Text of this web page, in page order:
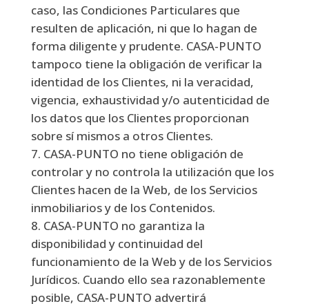
caso, las Condiciones Particulares que
resulten de aplicación, ni que lo hagan de
forma diligente y prudente. CASA-PUNTO
tampoco tiene la obligación de verificar la
identidad de los Clientes, ni la veracidad,
vigencia, exhaustividad y/o autenticidad de
los datos que los Clientes proporcionan
sobre sí mismos a otros Clientes.
CASA-PUNTO no tiene obligación de
controlar y no controla la utilización que los
Clientes hacen de la Web, de los Servicios
inmobiliarios y de los Contenidos.
CASA-PUNTO no garantiza la
disponibilidad y continuidad del
funcionamiento de la Web y de los Servicios
Jurídicos. Cuando ello sea razonablemente
posible, CASA-PUNTO advertirá